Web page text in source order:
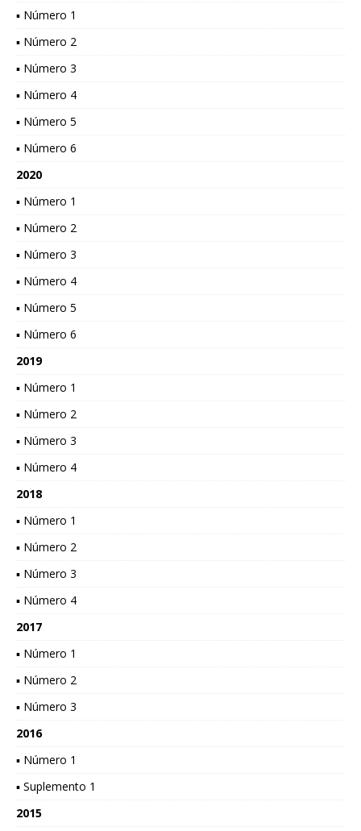
▪ Número 1
▪ Número 2
▪ Número 3
▪ Número 4
▪ Número 5
▪ Número 6
2020
▪ Número 1
▪ Número 2
▪ Número 3
▪ Número 4
▪ Número 5
▪ Número 6
2019
▪ Número 1
▪ Número 2
▪ Número 3
▪ Número 4
2018
▪ Número 1
▪ Número 2
▪ Número 3
▪ Número 4
2017
▪ Número 1
▪ Número 2
▪ Número 3
2016
▪ Número 1
▪ Suplemento 1
2015